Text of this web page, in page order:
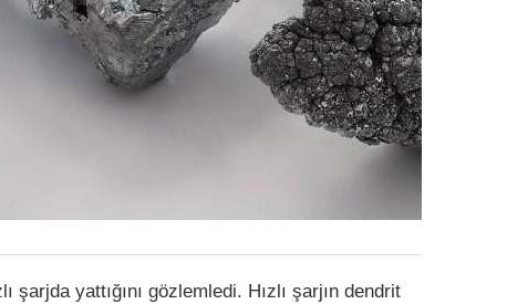
yattığını gözlemledi. Hızlı şarjın dendrit